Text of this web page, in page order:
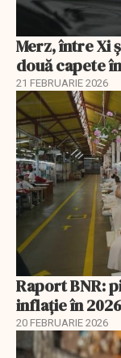
Merz, între Xi
două capete
21 FEBRUARIE 2026
Raport BNR:
inflație în 2026
20 FEBRUARIE 2026